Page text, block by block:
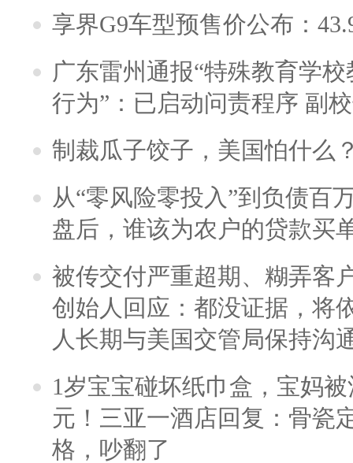
享界G9车型预售价公布：
广东雷州通报“特殊教育学
行为”：已启动问责程序 副
制裁瓜子饺子，美国怕什么
从“零风险零投入”到负债百
盘后，谁该为农户的贷款买
被传交付严重超期、糊弄客
创始人回应：都没证据，将
人长期与美国交管局保持沟
1岁宝宝碰坏纸巾盒，宝妈
元！三亚一酒店回复：骨瓷
格，吵翻了